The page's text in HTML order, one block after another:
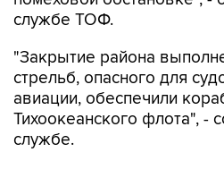
"Закрытие района
авиации, обеспечили
Тихоокеанского флота", -
службе.
4 августа ТОФ сообщил о